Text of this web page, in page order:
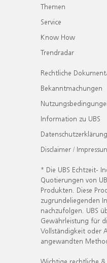
Themen
Service
Know How
Trendradar
Rechtliche
Bekanntmachungen
Information zu UBS
Datenschutzerklärung
Disclaimer /
* Die UBS Echtzeit-
Quotierungen von
Produkten. Diese
zugrundeliegenden
nachzufolgen. UBS
Gewährleistung für
Vollständigkeit oder
angewandten